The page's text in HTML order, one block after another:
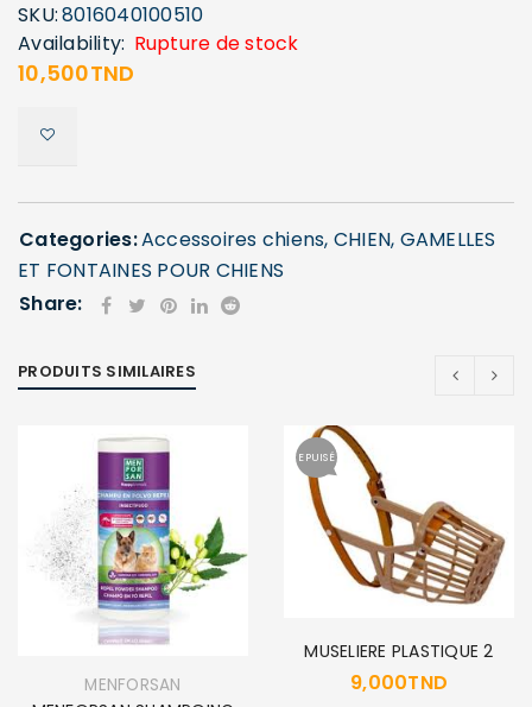
SKU:8016040100510
Availability: Rupture de stock
10,500TND
Categories:Accessoires chiens, CHIEN, GAMELLES
ET FONTAINES POUR CHIENS
Share:
PRODUITS SIMILAIRES
MENFORSAN
EPUISÉ
MUSELIERE PLASTIQUE 2
9,000TND